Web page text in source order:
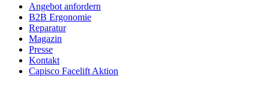
Angebot anfordern
B2B Ergonomie
Reparatur
Magazin
Presse
Kontakt
Capisco Facelift Aktion